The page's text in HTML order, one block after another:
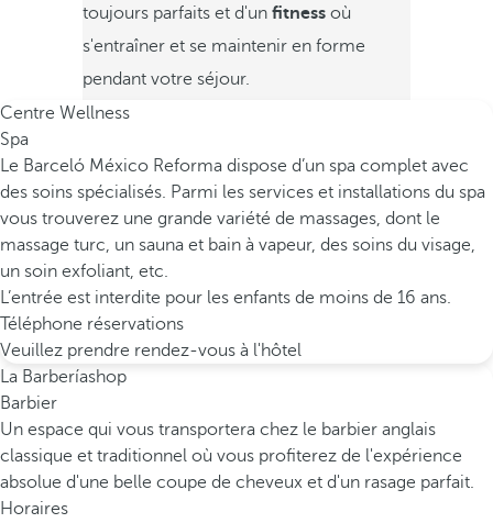
toujours parfaits et d'un fitnessoù
s'entraîner et se maintenir en forme
pendant votre séjour.
Centre Wellness
Spa
Le Barceló México Reforma dispose d’un spa complet avec
des soins spécialisés. Parmi les services et installations du spa
vous trouverez une grande variété de massages, dont le
massage turc, un sauna et bain à vapeur, des soins du visage,
un soin exfoliant, etc.
L’entrée est interdite pour les enfants de moins de 16 ans.
Téléphone réservations
Veuillez prendre rendez-vous à l'hôtel
La Barberíashop
Barbier
Un espace qui vous transportera chez le barbier anglais
classique et traditionnel où vous profiterez de l'expérience
absolue d'une belle coupe de cheveux et d'un rasage parfait.
Horaires